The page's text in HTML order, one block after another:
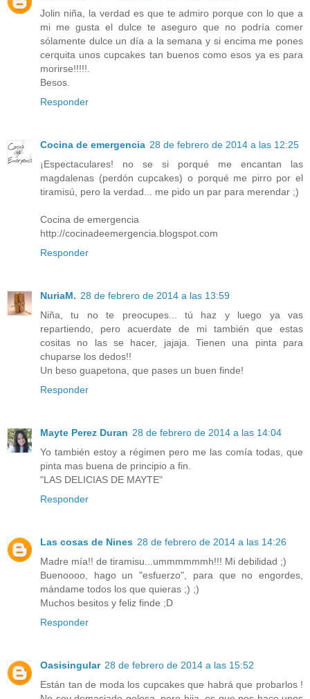
Jolin niña, la verdad es que te admiro porque con lo que a
mi me gusta el dulce te aseguro que no podría comer
sólamente dulce un día a la semana y si encima me pones
cerquita unos cupcakes tan buenos como esos ya es para
morirse!!!!!.
Besos.
Responder
Cocina de emergencia 28 de febrero de 2014 a las 12:25
¡Espectaculares! no se si porqué me encantan las
magdalenas (perdón cupcakes) o porqué me pirro por el
tiramisú, pero la verdad... me pido un par para merendar ;)
Cocina de emergencia
http://cocinadeemergencia.blogspot.com
Responder
NuriaM. 28 de febrero de 2014 a las 13:59
Niña, tu no te preocupes... tú haz y luego ya vas
repartiendo, pero acuerdate de mi también que estas
cositas no las se hacer, jajaja. Tienen una pinta para
chuparse los dedos!!
Un beso guapetona, que pases un buen finde!
Responder
Mayte Perez Duran 28 de febrero de 2014 a las 14:04
Yo también estoy a régimen pero me las comía todas, que
pinta mas buena de principio a fin.
"LAS DELICIAS DE MAYTE"
Responder
Las cosas de Nines 28 de febrero de 2014 a las 14:26
Madre mía!! de tiramisu...ummmmmmh!!! Mi debilidad ;)
Buenoooo, hago un "esfuerzo", para que no engordes,
mándame todos los que quieras ;) ;)
Muchos besitos y feliz finde ;D
Responder
Oasisingular 28 de febrero de 2014 a las 15:52
Están tan de moda los cupcakes que habrá que probarlos !